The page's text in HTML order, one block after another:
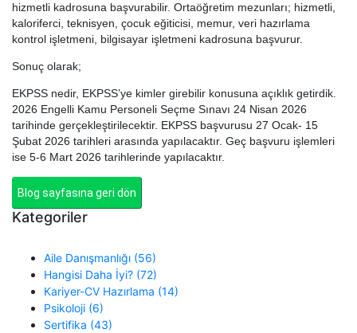
hizmetli kadrosuna başvurabilir. Ortaöğretim mezunları; hizmetli,
kaloriferci, teknisyen, çocuk eğiticisi, memur, veri hazırlama
kontrol işletmeni, bilgisayar işletmeni kadrosuna başvurur.
Sonuç olarak;
EKPSS nedir, EKPSS’ye kimler girebilir konusuna açıklık getirdik.
2026 Engelli Kamu Personeli Seçme Sınavı 24 Nisan 2026
tarihinde gerçekleştirilecektir. EKPSS başvurusu 27 Ocak- 15
Şubat 2026 tarihleri arasında yapılacaktır. Geç başvuru işlemleri
ise 5-6 Mart 2026 tarihlerinde yapılacaktır.
Blog sayfasına geri dön
Kategoriler
Aile Danışmanlığı (56)
Hangisi Daha İyi? (72)
Kariyer-CV Hazırlama (14)
Psikoloji (6)
Sertifika (43)